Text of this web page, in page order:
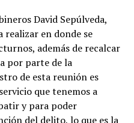
David Sepúlveda,
realizar en donde se
además de recalcar
por parte de la
de esta reunión es
que tenemos a
y para poder
del delito, lo que es la